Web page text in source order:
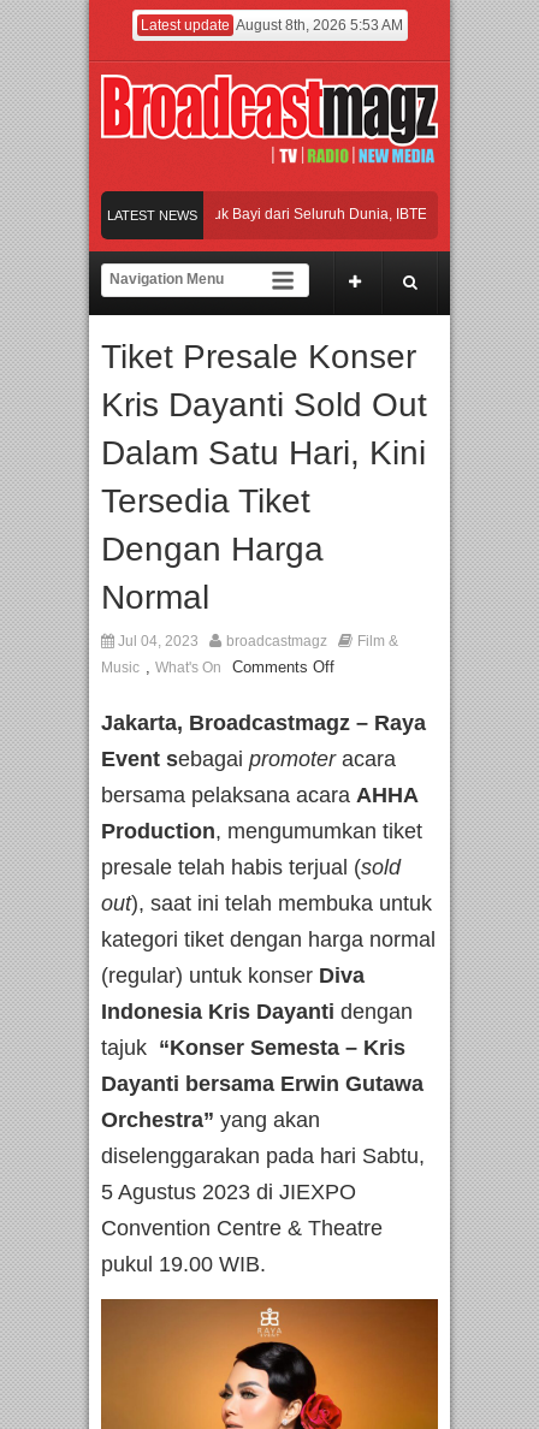
Latest update August 8th, 2026 5:53 AM
LATEST NEWS
Mainan dan Produk Bayi dari Seluruh Dunia, IBTE 2026 Siap Digelar!
2026 Kembali Digelar di Jakarta Afan Hadirkan Hipdut Modern “Jangan
Tiket Presale Konser
Kris Dayanti Sold Out
Dalam Satu Hari, Kini
Tersedia Tiket
Dengan Harga
Normal
Jul 04, 2023 broadcastmagz
Film &
Music , What's On Comments Off
Jakarta, Broadcastmagz – Raya
Event sebagai promoteracara
bersama pelaksana acara AHHA
Production, mengumumkan tiket
presale telah habis terjual (sold
out), saat ini telah membuka untuk
kategori tiket dengan harga normal
(regular) untuk konser Diva
Indonesia Kris Dayanti dengan
tajuk “Konser Semesta – Kris
Dayanti bersama Erwin Gutawa
Orchestra” yang akan
diselenggarakan pada hari Sabtu,
5 Agustus 2023 di JIEXPO
Convention Centre & Theatre
pukul 19.00 WIB.